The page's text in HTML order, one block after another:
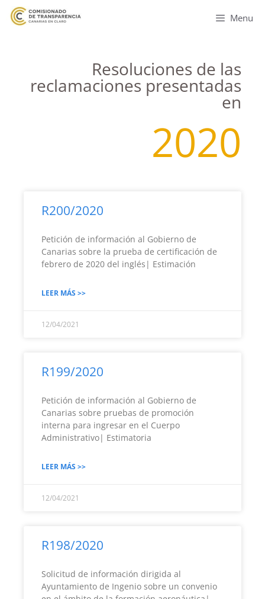
Menu
Resoluciones de las
reclamaciones presentadas
en
2020
R200/2020
Petición de información al Gobierno de
Canarias sobre la prueba de certificación de
febrero de 2020 del inglés| Estimación
LEER MÁS >>
12/04/2021
R199/2020
Petición de información al Gobierno de
Canarias sobre pruebas de promoción
interna para ingresar en el Cuerpo
Administrativo| Estimatoria
LEER MÁS >>
12/04/2021
R198/2020
Solicitud de información dirigida al
Ayuntamiento de Ingenio sobre un convenio